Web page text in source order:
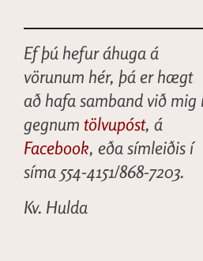
Ef þú hefur áhuga á
vörunum hér, þá er hægt
að hafa samband við mig
gegnum tölvupóst, á
Facebook, eða símleiðis í
síma 554-4151/868-7203.
Kv. Hulda